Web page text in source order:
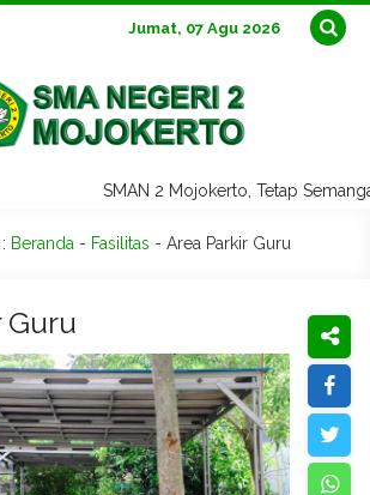
Jumat, 07 Agu 2026
SMAN 2 Mojokerto, Tetap
Beranda - Fasilitas - Area Parkir Guru
Guru